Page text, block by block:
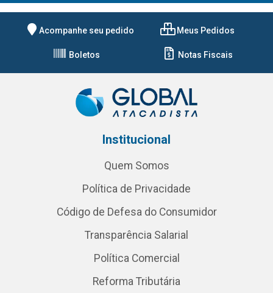
Acompanhe seu pedido Meus Pedidos
Boletos Notas Fiscais
Institucional
Quem Somos
Política de Privacidade
Código de Defesa do Consumidor
Transparência Salarial
Política Comercial
Reforma Tributária